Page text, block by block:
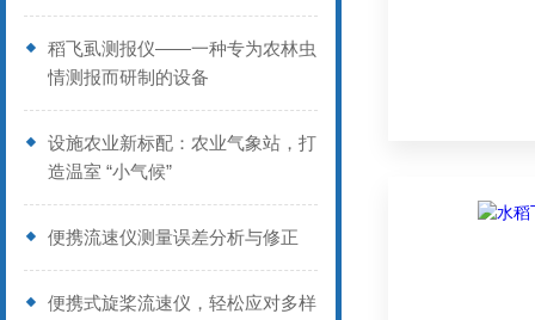
备
稻飞虱测报仪——一种专为农林虫
情测报而研制的设备
设施农业新标配：农业气象站，打
造温室 “小气候”
便携流速仪测量误差分析与修正
便携式旋桨流速仪，轻松应对多样